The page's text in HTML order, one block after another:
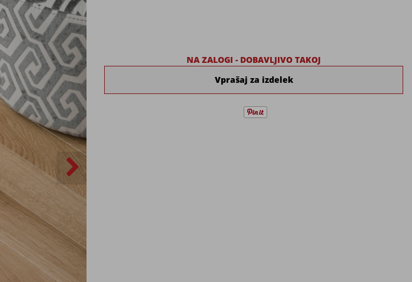
NA ZALOGI - DOBAVLJIVO TAKOJ
Vprašaj za izdelek